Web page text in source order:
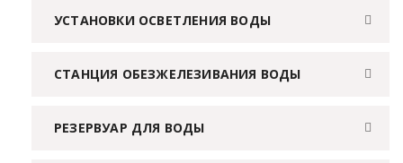
УСТАНОВКИ ОСВЕТЛЕНИЯ ВОДЫ
СТАНЦИЯ ОБЕЗЖЕЛЕЗИВАНИЯ ВОДЫ
РЕЗЕРВУАР ДЛЯ ВОДЫ